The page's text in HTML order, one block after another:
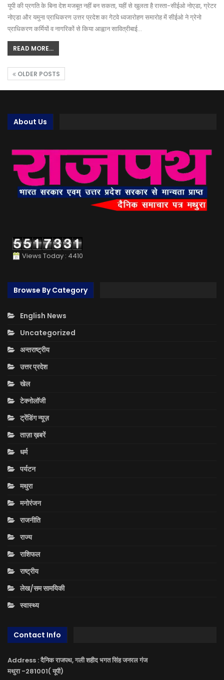
यूपी की प्रगति के बिना देश मजबूत नहीं बन सकता, यहीं से खुलता है रास्ता-सीईओ नोएडा, ग्रेटर
नोएडा और यमुना प्राधिकरण उत्तर प्रदेश का गेटवे ध्वजारोहण समारोह में सीईओ ने ग्रेनो
प्राधिकरण कर्मियों व नागरिकों से किया आह्वान सावित्रीबाई…
READ MORE...
OLDER POSTS
About Us
Views Today : 4410
Browse By Category
English News
Uncategorized
अन्तराष्ट्रीय
उत्तर प्रदेश
खेल
टेक्नोलॉजी
ट्रेंडिंग न्यूज़
ताज़ा ख़बरें
धर्म
पर्यटन
मथुरा
मनोरंजन
राजनीति
राज्य
राशिफल
राष्ट्रीय
लेख/सम सामयिकी
स्वास्थ्य
Contact Info
Address : दैनिक राजपथ, गली शहीद भगत सिंह जनरल गंज
मथुरा -281001( यूपी)